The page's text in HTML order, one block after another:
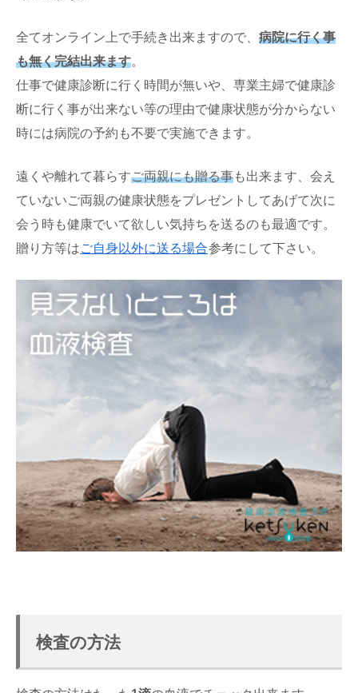
全てオンライン上で手続き出来ますので、 病院に行く事
も無く完結出来ます。
仕事で健康診断に行く時間が無いや、専業主婦で健康診
断に行く事が出来ない等の理由で健康状態が分からない
時には病院の予約も不要で実施できます。
遠くや離れて暮らすご両親にも贈る事も出来ます、会え
ていないご両親の健康状態をプレゼントしてあげて次に
会う時も健康でいて欲しい気持ちを送るのも最適です。
贈り方等はご自身以外に送る場合参考にして下さい。
検査の方法